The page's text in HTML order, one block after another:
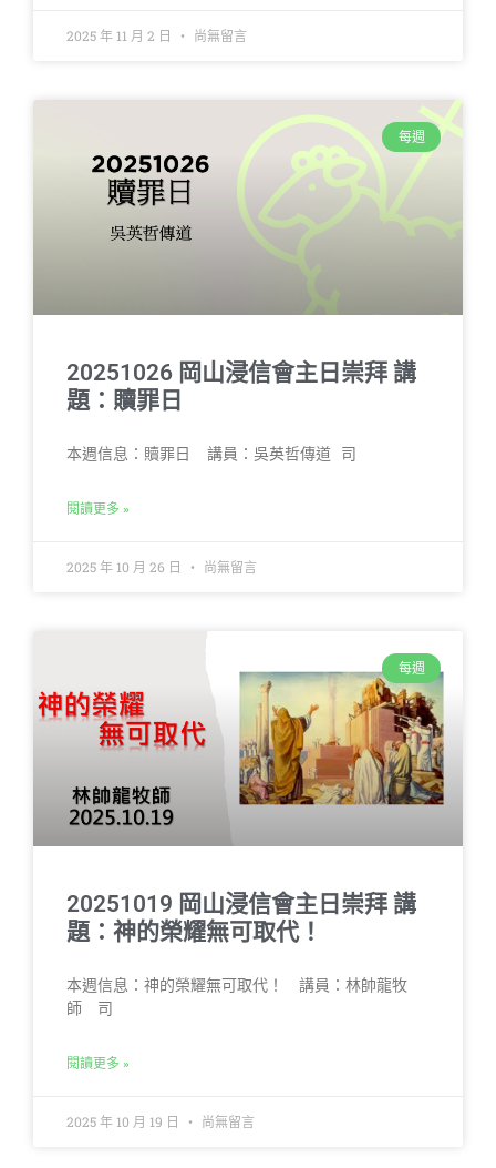
2025 年 11 月 2 日 尚無留言
每週
20251026 岡山浸信會主日崇拜 講
題：贖罪日
本週信息：贖罪日 講員：吳英哲傳道 司
閱讀更多 »
2025 年 10 月 26 日 尚無留言
每週
20251019 岡山浸信會主日崇拜 講
題：神的榮耀無可取代！
本週信息：神的榮耀無可取代！ 講員：林帥龍牧
師 司
閱讀更多 »
2025 年 10 月 19 日 尚無留言